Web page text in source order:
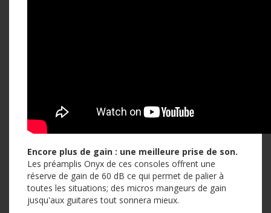
Encore plus de gain : une meilleure prise de son.
Les préamplis Onyx de ces consoles offrent une
réserve de gain de 60 dB ce qui permet de palier à
toutes les situations; des micros mangeurs de gain
jusqu'aux guitares tout sonnera mieux.